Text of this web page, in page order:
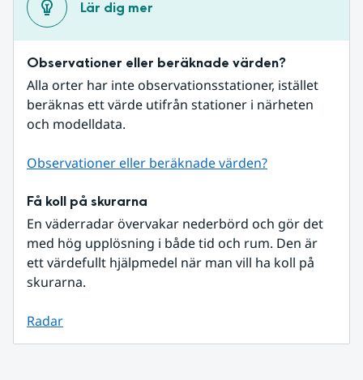
Lär dig mer
Observationer eller beräknade värden?
Alla orter har inte observationsstationer, istället
beräknas ett värde utifrån stationer i närheten
och modelldata.
Observationer eller beräknade värden?
Få koll på skurarna
En väderradar övervakar nederbörd och gör det
med hög upplösning i både tid och rum. Den är
ett värdefullt hjälpmedel när man vill ha koll på
skurarna.
Radar